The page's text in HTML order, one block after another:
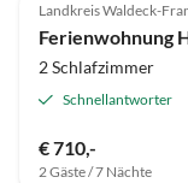
Landkreis Waldeck-
Ferienwohnung
2 Schlafzimmer
Schnellantworter
€ 710,-
2 Gäste / 7 Nächte